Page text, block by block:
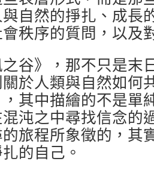
自然的掙扎、成長
秩序的質問，以及
谷》，那不只是末
於人類與自然如何
，其中描繪的不是單
沌之中尋找信念的
旅程所象徵的，其
的自己。